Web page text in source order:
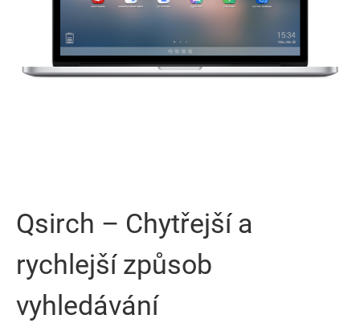
Qsirch – Chytřejší a
rychlejší způsob
vyhledávání